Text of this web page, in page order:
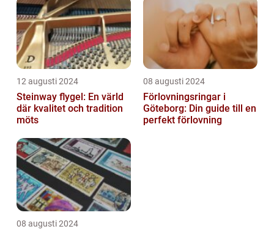
12 augusti 2024
Steinway flygel: En värld
där kvalitet och tradition
möts
08 augusti 2024
Förlovningsringar i
Göteborg: Din guide till en
perfekt förlovning
08 augusti 2024